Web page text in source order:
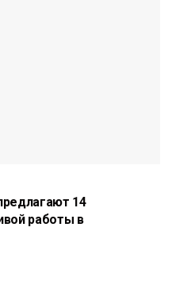
14
работы в